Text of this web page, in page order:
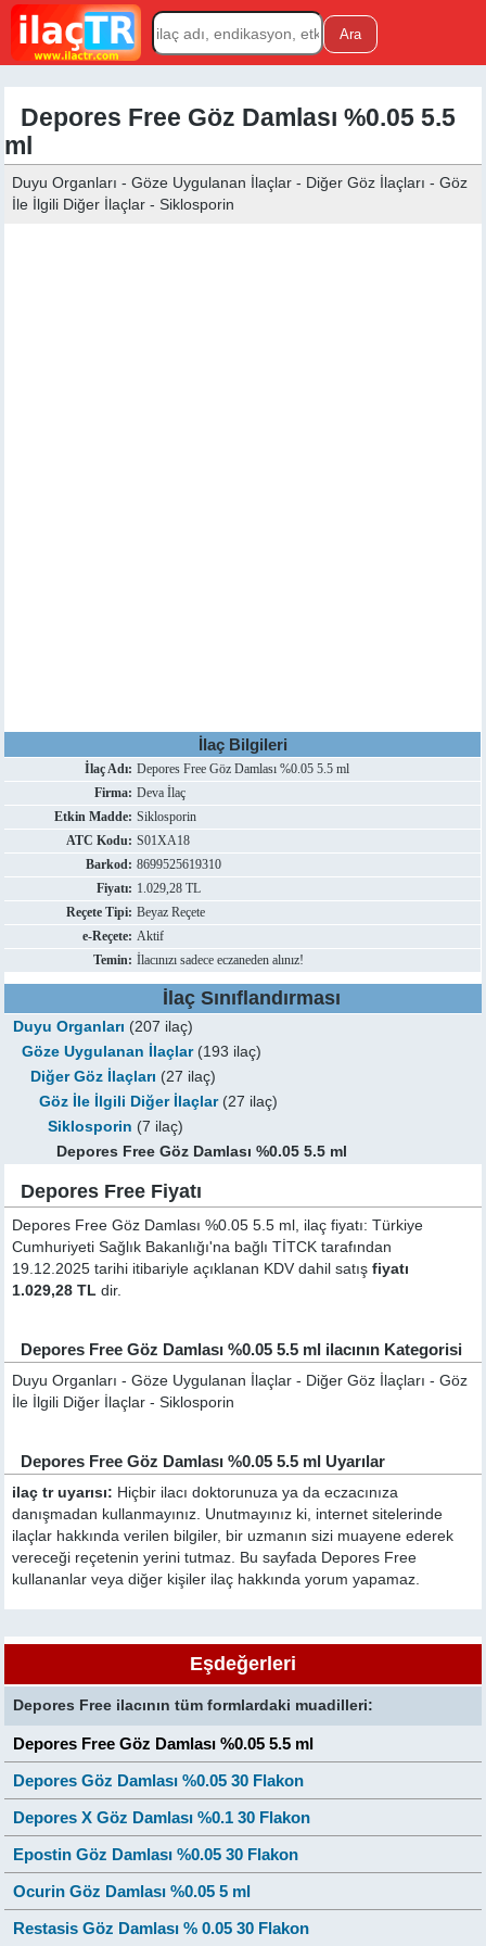
Depores Free Göz Damlası %0.05 5.5
ml
Duyu Organları - Göze Uygulanan İlaçlar - Diğer Göz İlaçları - Göz
İle İlgili Diğer İlaçlar - Siklosporin
İlaç Bilgileri
İlaç Adı: Depores Free Göz Damlası %0.05 5.5 ml
Firma: Deva İlaç
Etkin Madde: Siklosporin
ATC Kodu: S01XA18
Barkod: 8699525619310
Fiyatı: 1.029,28 TL
Reçete Tipi: Beyaz Reçete
e-Reçete: Aktif
Temin: İlacınızı sadece eczaneden alınız!
İlaç Sınıflandırması
Duyu Organları (207 ilaç)
Göze Uygulanan İlaçlar(193 ilaç)
Diğer Göz İlaçları (27 ilaç)
Göz İle İlgili Diğer İlaçlar(27 ilaç)
Siklosporin (7 ilaç)
Depores Free Göz Damlası %0.05 5.5 ml
Depores Free Fiyatı
Depores Free Göz Damlası %0.05 5.5 ml, ilaç fiyatı: Türkiye
Cumhuriyeti Sağlık Bakanlığı'na bağlı TİTCK tarafından
19.12.2025 tarihi itibariyle açıklanan KDV dahil satışfiyatı
1.029,28 TL dir.
Depores Free Göz Damlası %0.05 5.5 ml ilacının Kategorisi
Duyu Organları - Göze Uygulanan İlaçlar - Diğer Göz İlaçları - Göz
İle İlgili Diğer İlaçlar - Siklosporin
Depores Free Göz Damlası %0.05 5.5 ml Uyarılar
ilaç tr uyarısı: Hiçbir ilacı doktorunuza ya da eczacınıza
danışmadan kullanmayınız. Unutmayınız ki, internet sitelerinde
ilaçlar hakkında verilen bilgiler, bir uzmanın sizi muayene ederek
vereceği reçetenin yerini tutmaz. Bu sayfada Depores Free
kullananlar veya diğer kişiler ilaç hakkında yorum yapamaz.
Eşdeğerleri
Depores Free ilacının tüm formlardaki muadilleri:
Depores Free Göz Damlası %0.05 5.5 ml
Depores Göz Damlası %0.05 30 Flakon
Depores X Göz Damlası %0.1 30 Flakon
Epostin Göz Damlası %0.05 30 Flakon
Ocurin Göz Damlası %0.05 5 ml
Restasis Göz Damlası % 0.05 30 Flakon